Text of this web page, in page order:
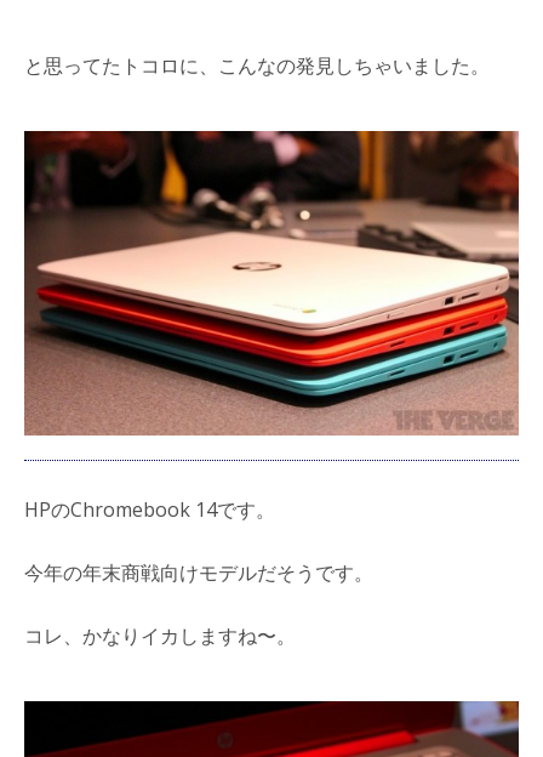
と思ってたトコロに、こんなの発見しちゃいました。
HPのChromebook 14です。
今年の年末商戦向けモデルだそうです。
コレ、かなりイカしますね〜。